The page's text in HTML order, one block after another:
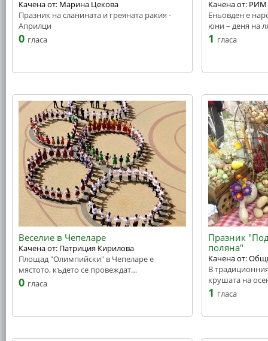
Качена от: Марина Цекова
Празник на сланината и греяната ракия -
Априлци
0 гласа
Качена от: РИМ
Еньовден е
юни – деня на
1 гласа
Веселие в Чепеларе
Качена от: Патриция Кирилова
Площад "Олимпийски" в Чепеларе е
мястото, където се провеждат…
0 гласа
Празник
поляна"
Качена от:
В
крушата на
1 гласа